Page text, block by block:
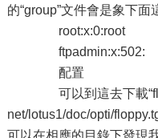
的“group”文件會是象下面
root:x:0:root
ftpadmin:x:502:
配置
可以到這去下載
net/lotus1/doc/opti/
可以在相應的目錄下發現